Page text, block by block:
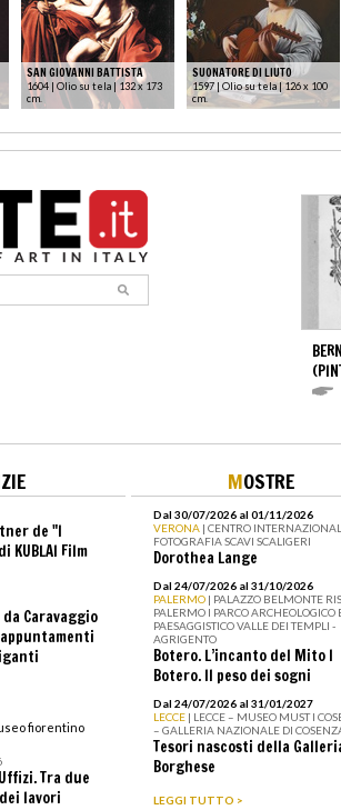
SAN GIOVANNI BATTISTA
1604 | Olio su tela | 132 x 173
cm.
SUONATORE DI LIUTO
1597 | Olio su tela | 126 x 100
cm.
de "I
KUBLAI Film
Caravaggio
fiorentino
Tra due
lavori
MOSTRE
Dal 30/07/2026 al 01/11/2026
VERONA | CENTRO
FOTOGRAFIA SCAVI SCALIGERI
Dorothea Lange
Dal 24/07/2026 al 31/10/2026
PALERMO | PALAZZO BELMONTE
PALERMO I PARCO ARCHEOLOGICO
PAESAGGISTICO VALLE DEI TEMPLI -
AGRIGENTO
Botero. L’incanto del Mito I
Botero. Il peso dei sogni
Dal 24/07/2026 al 31/01/2027
LECCE | LECCE – MUSEO MUST I
– GALLERIA NAZIONALE DI
Tesori nascosti della
Borghese
LEGGI TUTTO >